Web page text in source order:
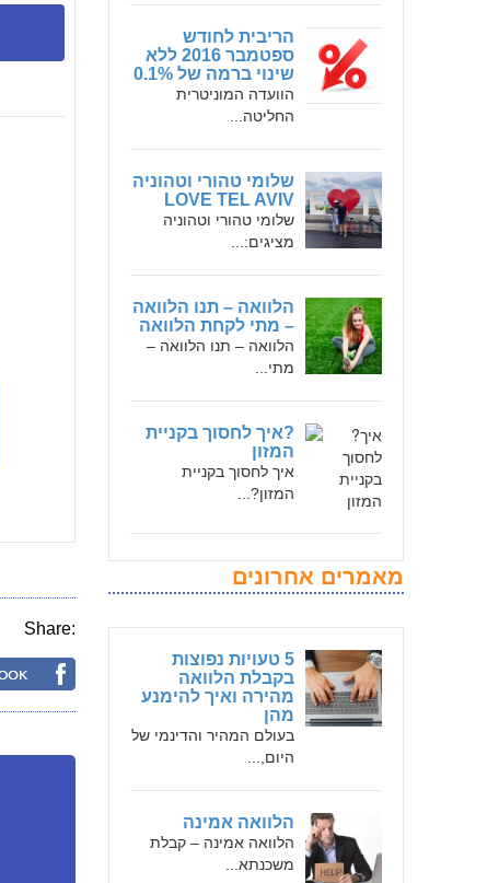
הריבית לחודש
ספטמבר 2016 ללא
שינוי ברמה של 0.1%
הוועדה המוניטרית
החליטה...
שלומי טהורי וטהוניה
LOVE TEL AVIV
שלומי טהורי וטהוניה
מציגים:...
הלוואה – תנו הלוואה
– מתי לקחת הלוואה
הלוואה – תנו הלוואה –
מתי...
?איך לחסוך בקניית
המזון
איך לחסוך בקניית
המזון?...
מאמרים אחרונים
5 טעויות נפוצות
בקבלת הלוואה
מהירה ואיך להימנע
מהן
בעולם המהיר והדינמי של
היום,...
הלוואה אמינה
הלוואה אמינה – קבלת
משכנתא...
Share: